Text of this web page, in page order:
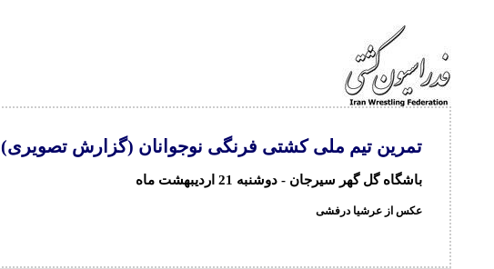
تمرین تیم ملی کشتی فرنگی نوجوانان (گزارش تصویری)
باشگاه گل گهر سیرجان - دوشنبه 21 اردیبهشت ماه
عکس از عرشیا درفشی